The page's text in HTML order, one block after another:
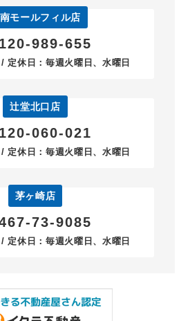
モールフィル店
989-655
定休日：毎週火曜日、水曜日
辻堂北口店
060-021
定休日：毎週火曜日、水曜日
茅ヶ崎店
73-9085
定休日：毎週火曜日、水曜日